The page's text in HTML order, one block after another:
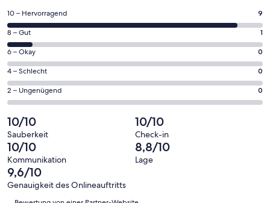
einem
neuen
Fenster
geöffnet
9
von
insgesamt
10
Gästebewertungen
haben
eine
Bewertung
von
10
-
Hervorragend
10 – Hervorragend 9
1
von
insgesamt
10
Gästebewertungen
haben
Bewertung
von
8
-
Gut
8 – Gut 1
0
von
insgesamt
10
Gästebewertungen
haben
eine
Bewertung
von
6
-
Okay
6 – Okay 0
0
von
insgesamt
Gästebewertungen
haben
eine
Bewertung
von
4
4 – Schlecht 0
0
von
insgesamt
10
Gästebewertungen
haben
eine
Bewertung
2 – Ungenügend 0
10/10
Sauberkeit
10/10
Check-in
10/10
Kommunikation
8,8/10
Lage
9,6/10
Genauigkeit des Onlineauftritts
Bewertungen